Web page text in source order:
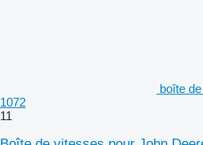
boîte
1072
11